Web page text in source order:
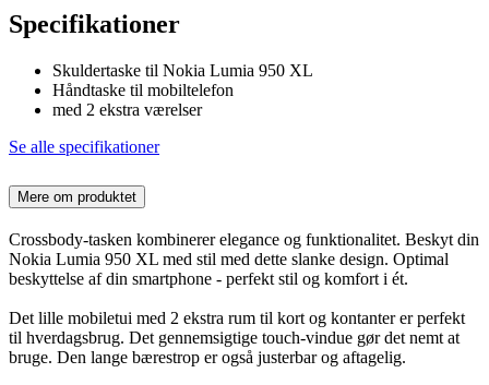
Specifikationer
Skuldertaske til Nokia Lumia 950 XL
Håndtaske til mobiltelefon
med 2 ekstra værelser
Se alle specifikationer
Mere om produktet
Crossbody-tasken kombinerer elegance og funktionalitet. Beskyt din
Nokia Lumia 950 XL med stil med dette slanke design. Optimal
beskyttelse af din smartphone - perfekt stil og komfort i ét.
Det lille mobiletui med 2 ekstra rum til kort og kontanter er perfekt
til hverdagsbrug. Det gennemsigtige touch-vindue gør det nemt at
bruge. Den lange bærestrop er også justerbar og aftagelig.